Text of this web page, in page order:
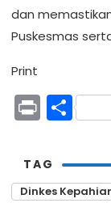
dan
Puskesmas
Print
Print
TAG
Dinkes